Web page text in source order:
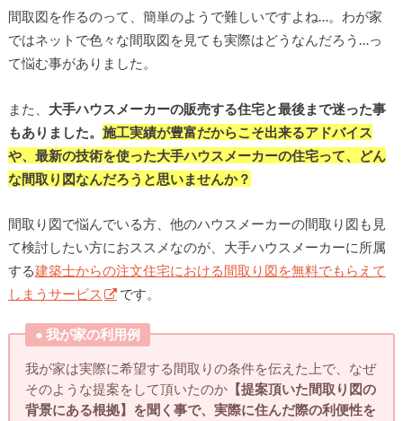
間取図を作るのって、簡単のようで難しいですよね…。わが家
ではネットで色々な間取図を見ても実際はどうなんだろう…っ
て悩む事がありました。
また、 大手ハウスメーカーの販売する住宅と最後まで迷った事
もありました。 施工実績が豊富だからこそ出来るアドバイス
や、最新の技術を使った大手ハウスメーカーの住宅って、どん
な間取り図なんだろうと思いませんか？
間取り図で悩んでいる方、他のハウスメーカーの間取り図も見
て検討したい方におススメなのが、大手ハウスメーカーに所属
する建築士からの注文住宅における間取り図を無料でもらえて
しまうサービス
です。
● 我が家の利用例
我が家は実際に希望する間取りの条件を伝えた上で、なぜ
そのような提案をして頂いたのか 【提案頂いた間取り図の
背景にある根拠】を聞く事で、実際に住んだ際の利便性を